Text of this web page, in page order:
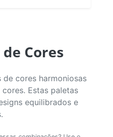
Cores
cores harmoniosas
Estas paletas
equilibrados e